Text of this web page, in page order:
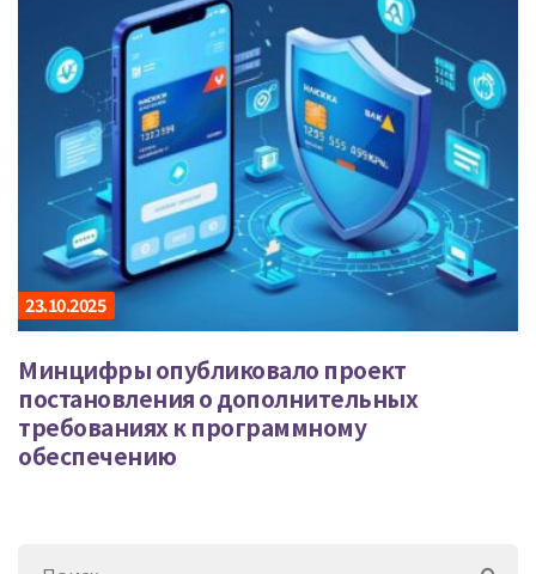
23.10.2025
Минцифры опубликовало проект
постановления о дополнительных
требованиях к программному
обеспечению